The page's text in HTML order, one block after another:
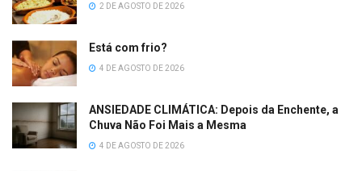
2 DE AGOSTO DE 2026
Está com frio?
4 DE AGOSTO DE 2026
ANSIEDADE CLIMÁTICA: Depois da Enchente, a
Chuva Não Foi Mais a Mesma
4 DE AGOSTO DE 2026